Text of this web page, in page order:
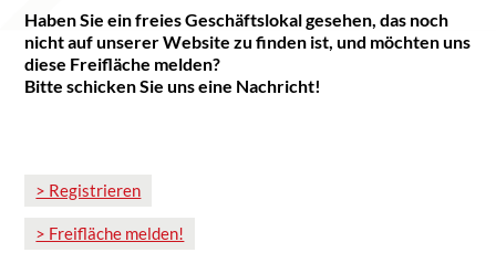
Haben Sie ein freies Geschäftslokal gesehen, das noch
nicht auf unserer Website zu finden ist, und möchten uns
diese Freifläche melden?
Bitte schicken Sie uns eine Nachricht!
> Registrieren
> Freifläche melden!